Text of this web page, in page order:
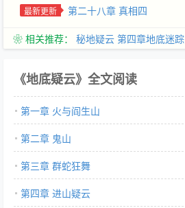
最新更新 第二十八章 真相四
❀ 相关推荐： 秘地疑云 第四章地底迷踪
《地底疑云》全文阅读
第一章 火与阎生山
第二章 鬼山
第三章 群蛇狂舞
第四章 进山疑云